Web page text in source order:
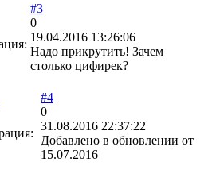
#3
0
19.04.2016 13:26:06
Надо прикрутить! Зачем
столько цифирек?
#4
0
31.08.2016 22:37:22
Добавлено в обновлении от
15.07.2016